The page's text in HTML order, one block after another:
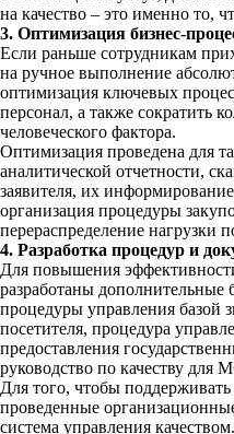
на качество – это именно то,
3. Оптимизация бизнес-
Если раньше сотрудникам
на ручное выполнение
оптимизация ключевых
персонал, а также сократить
человеческого фактора.
Оптимизация проведена для
аналитической отчетности,
заявителя, их
организация процедуры
перераспределение нагрузки
4. Разработка процедур и
Для повышения
разработаны
процедуры управления базой
посетителя, процедура
предоставления
руководство по качеству для
Для того, чтобы
проведенные
система управления